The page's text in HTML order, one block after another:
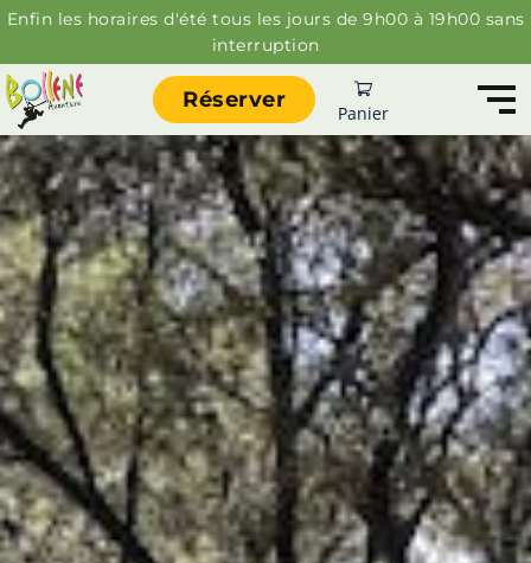
Enfin les horaires d'été tous les jours de 9h00 à 19h00 sans
interruption
Réserver Panier